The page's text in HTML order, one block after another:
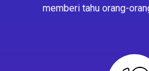
memberi tahu orang-